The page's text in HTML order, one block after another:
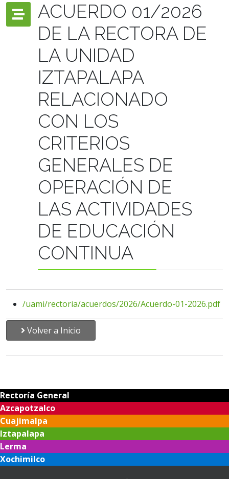
ACUERDO 01/2026
DE LA RECTORA DE
LA UNIDAD
IZTAPALAPA
RELACIONADO
CON LOS
CRITERIOS
GENERALES DE
OPERACIÓN DE
LAS ACTIVIDADES
DE EDUCACIÓN
CONTINUA
/uami/rectoria/acuerdos/2026/Acuerdo-01-2026.pdf
Volver a Inicio
Rectoría General
Azcapotzalco
Cuajimalpa
Iztapalapa
Lerma
Xochimilco